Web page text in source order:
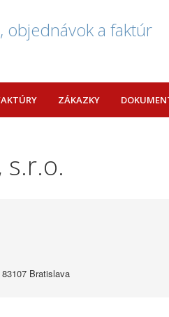
objednávok a faktúr
ZÁKAZKY
s.r.o.
Bratislava